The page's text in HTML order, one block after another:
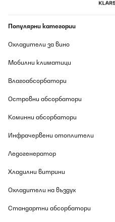
Inbetriebnahme muss ich
Seite aus ganz klar 5 Sterne.
Amazon-Benutzer
Geschwindigkeit ,der ist
zufrieden bin dem Ventilator.
Amazon-Benutzer
Популярни категории
Охладители за вино
Мобилни климатици
Влагоабсорбатори
Островни абсорбатори
Коминни абсорбатори
Инфрачервени отоплители
Ледогенератор
Хладилни витрини
Охладители на въздух
Стандартни абсорбатори